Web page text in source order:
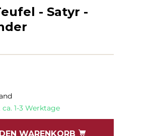
- Satyr -
1-3 Werktage
WARENKORB